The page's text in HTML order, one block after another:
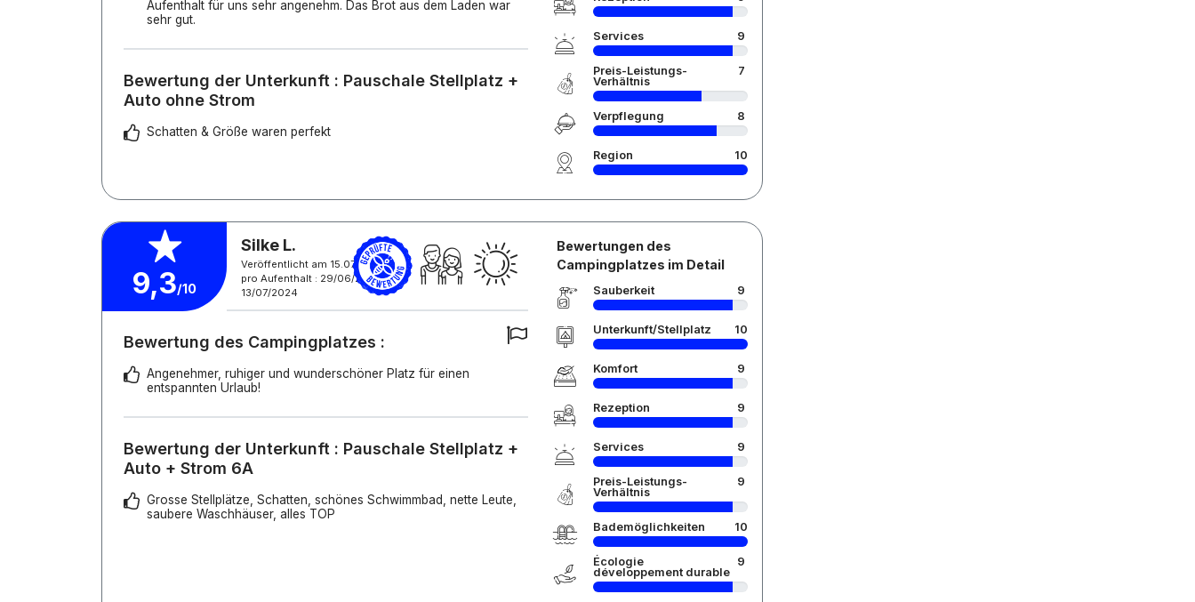
Aufenthalt für uns sehr angenehm. Das Brot aus dem Laden war
sehr gut.
Bewertung der Unterkunft : Pauschale Stellplatz +
Auto ohne Strom
Schatten & Größe waren perfekt
Services 9
Preis-Leistungs-
Verhältnis
7
Verpflegung 8
Region 10
9,3/10
Silke L.
Veröffentlicht am 15.07.2024
pro Aufenthalt : 29/06/2024 -
13/07/2024
Bewertung des Campingplatzes :
Angenehmer, ruhiger und wunderschöner Platz für einen
entspannten Urlaub!
Bewertung der Unterkunft : Pauschale Stellplatz +
Auto + Strom 6A
Grosse Stellplätze, Schatten, schönes Schwimmbad, nette Leute,
saubere Waschhäuser, alles TOP
Bewertungen des
Campingplatzes im Detail
Sauberkeit 9
Unterkunft/Stellplatz 10
Komfort 9
Rezeption 9
Services 9
Preis-Leistungs-
Verhältnis
9
Bademöglichkeiten 10
Écologie
développement durable
9